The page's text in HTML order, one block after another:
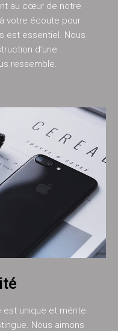
au cœur de notre
votre écoute pour
est essentiel. Nous
d’une
ressemble.
est unique et mérite
Nous aimons